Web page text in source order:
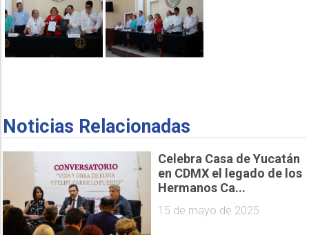
Noticias Relacionadas
Celebra Casa de Yucatán
en CDMX el legado de los
Hermanos Ca...
15 de mayo de 2025